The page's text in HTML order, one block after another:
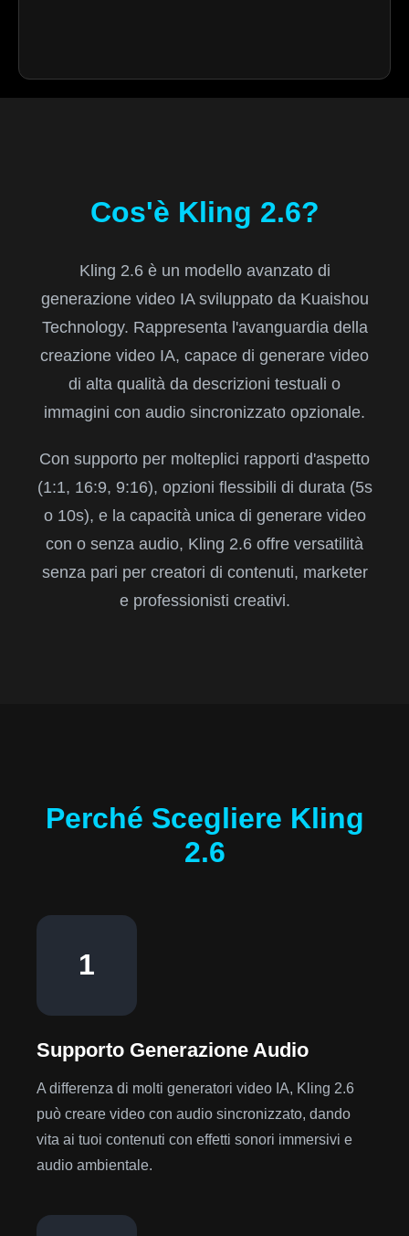
Cos'è Kling 2.6?
Kling 2.6 è un modello avanzato di
generazione video IA sviluppato da Kuaishou
Technology. Rappresenta l'avanguardia della
creazione video IA, capace di generare video
di alta qualità da descrizioni testuali o
immagini con audio sincronizzato opzionale.
Con supporto per molteplici rapporti d'aspetto
(1:1, 16:9, 9:16), opzioni flessibili di durata (5s
o 10s), e la capacità unica di generare video
con o senza audio, Kling 2.6 offre versatilità
senza pari per creatori di contenuti, marketer
e professionisti creativi.
Perché Scegliere Kling
2.6
1
Supporto Generazione Audio
A differenza di molti generatori video IA, Kling 2.6
può creare video con audio sincronizzato, dando
vita ai tuoi contenuti con effetti sonori immersivi e
audio ambientale.